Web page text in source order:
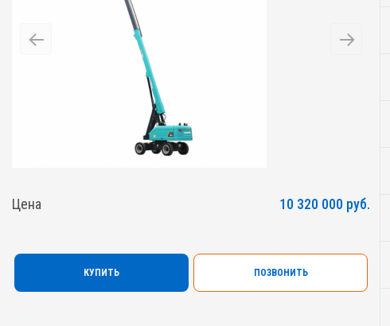
Цена 10 320 000 руб.
КУПИТЬ ПОЗВОНИТЬ